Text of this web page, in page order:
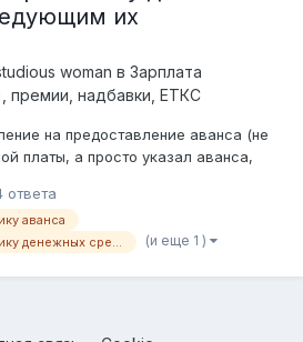
их
woman в Зарплата
премии, надбавки, ЕТКС
на предоставление аванса (не
платы, а просто указал аванса,
прав работодателя на удержание
Сумма аванса в 3 раза
ответа
аванса
предоставление работнику денежных средств
(и еще 1 )